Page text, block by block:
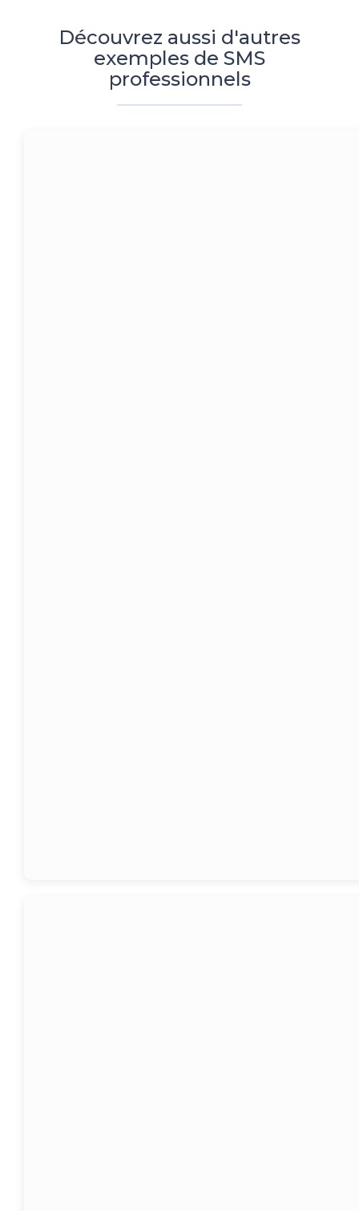
Découvrez aussi d'autres
exemples de SMS
professionnels